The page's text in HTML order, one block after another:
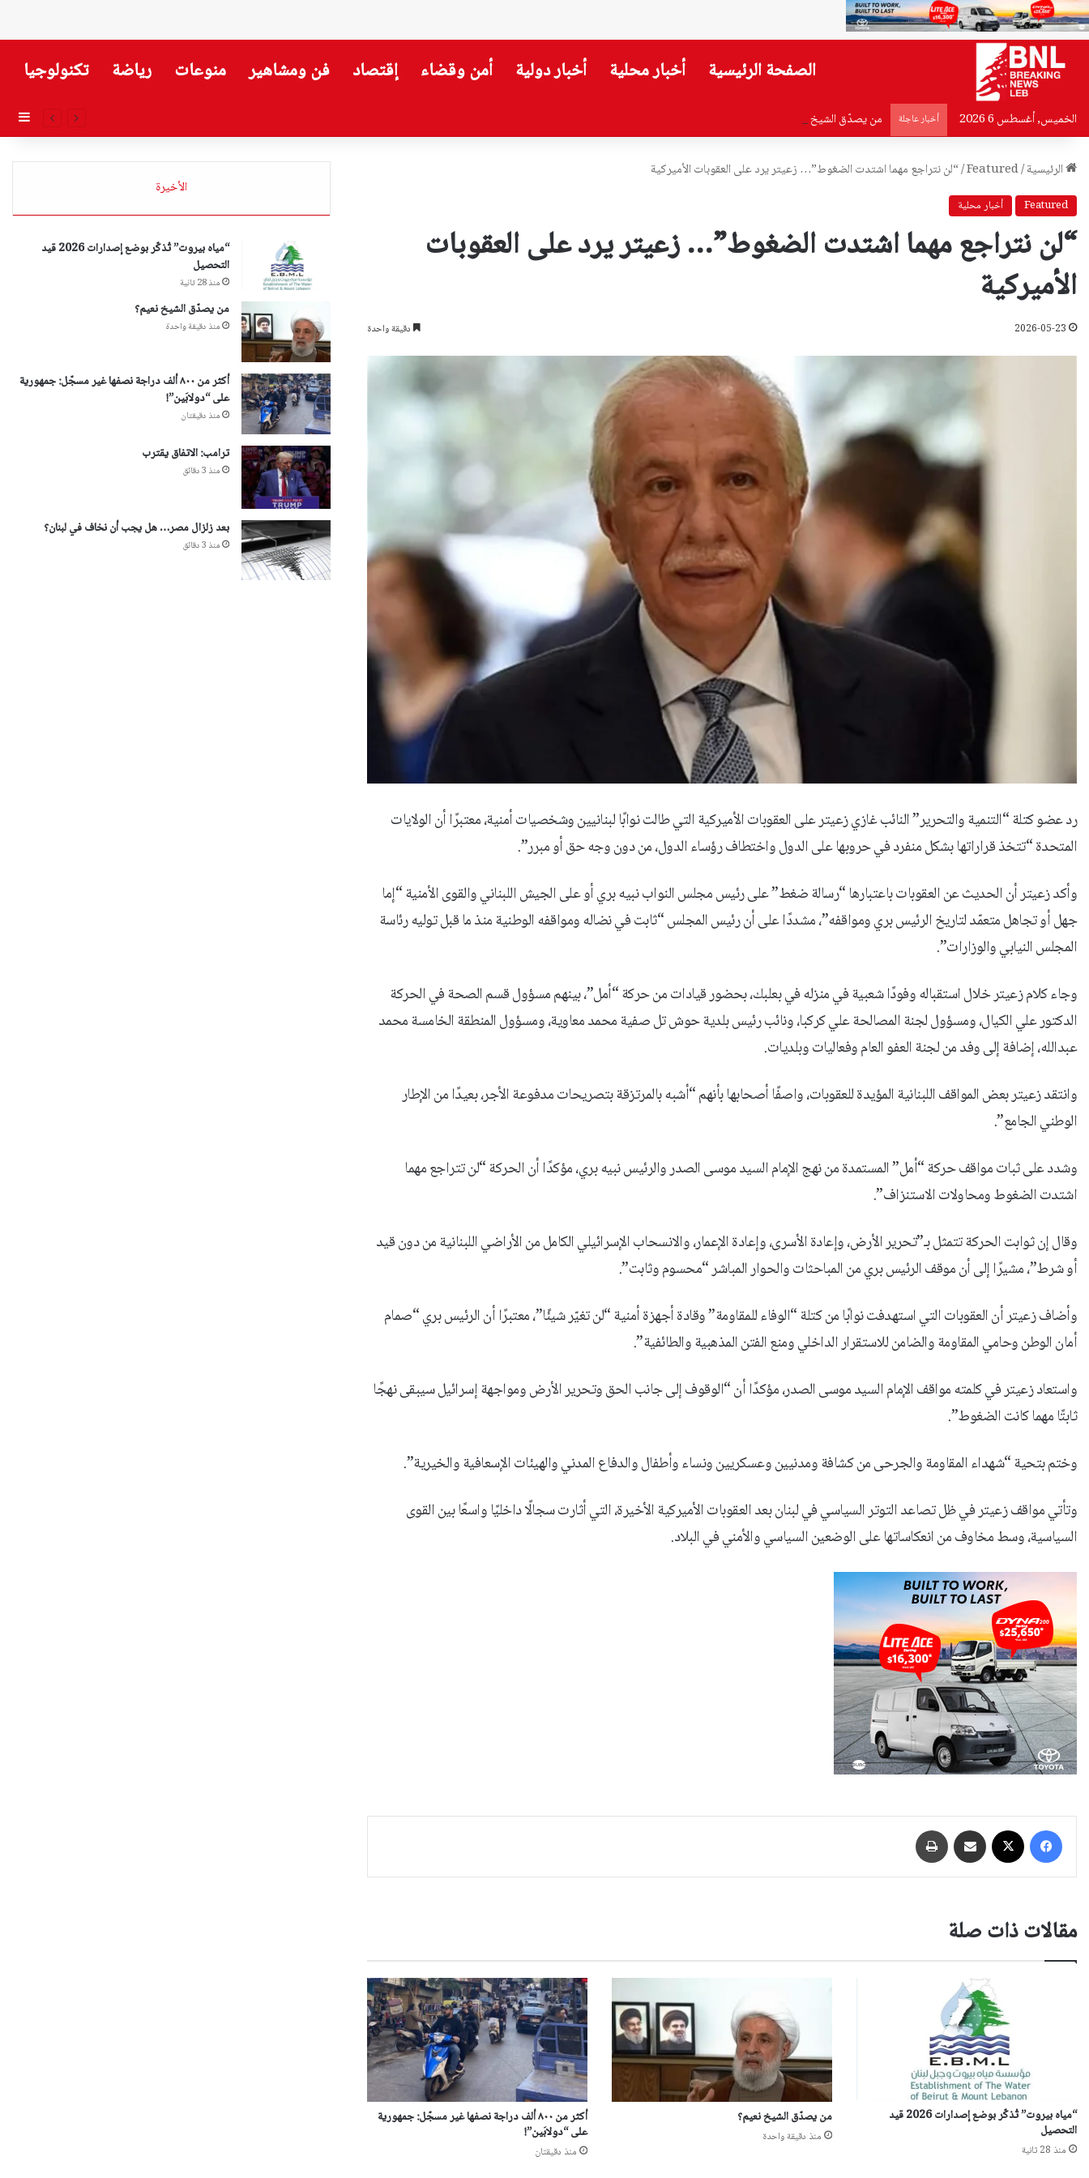
الصفحة الرئيسية أخبار محلية أخبار دولية أمن وقضاء إقتصاد فن ومشاهير منوعات رياضة تكنولوجيا
الخميس, أغسطس 6 2026 أخبار عاجلة من يصدّق الشيخ نعيم؟
الرئيسية/
Featured
/“لن نتراجع مهما اشتدت الضغوط”… زعيتر يرد على العقوبات الأميركية
Featured أخبار محلية
“لن نتراجع مهما اشتدت الضغوط”… زعيتر يرد على العقوبات
الأميركية
2026-05-23 دقيقة واحدة
رد عضو كتلة “التنمية والتحرير” النائب غازي زعيتر على العقوبات الأميركية التي طالت نوابًا لبنانيين وشخصيات أمنية، معتبرًا أن الولايات
المتحدة “تتخذ قراراتها بشكل منفرد في حروبها على الدول واختطاف رؤساء الدول، من دون وجه حق أو مبرر”.
وأكد زعيتر أن الحديث عن العقوبات باعتبارها “رسالة ضغط” على رئيس مجلس النواب نبيه بري أو على الجيش اللبناني والقوى الأمنية “إما
جهل أو تجاهل متعمّد لتاريخ الرئيس بري ومواقفه”، مشددًا على أن رئيس المجلس “ثابت في نضاله ومواقفه الوطنية منذ ما قبل توليه رئاسة
المجلس النيابي والوزارات”.
وجاء كلام زعيتر خلال استقباله وفودًا شعبية في منزله في بعلبك، بحضور قيادات من حركة “أمل”، بينهم مسؤول قسم الصحة في الحركة
الدكتور علي الكيال، ومسؤول لجنة المصالحة علي كركبا، ونائب رئيس بلدية حوش تل صفية محمد معاوية، ومسؤول المنطقة الخامسة محمد
عبدالله، إضافة إلى وفد من لجنة العفو العام وفعاليات وبلديات.
وانتقد زعيتر بعض المواقف اللبنانية المؤيدة للعقوبات، واصفًا أصحابها بأنهم “أشبه بالمرتزقة بتصريحات مدفوعة الأجر، بعيدًا من الإطار
الوطني الجامع”.
وشدد على ثبات مواقف حركة “أمل” المستمدة من نهج الإمام السيد موسى الصدر والرئيس نبيه بري، مؤكدًا أن الحركة “لن تتراجع مهما
اشتدت الضغوط ومحاولات الاستنزاف”.
وقال إن ثوابت الحركة تتمثل بـ”تحرير الأرض، وإعادة الأسرى، وإعادة الإعمار، والانسحاب الإسرائيلي الكامل من الأراضي اللبنانية من دون قيد
أو شرط”، مشيرًا إلى أن موقف الرئيس بري من المباحثات والحوار المباشر “محسوم وثابت”.
وأضاف زعيتر أن العقوبات التي استهدفت نوابًا من كتلة “الوفاء للمقاومة” وقادة أجهزة أمنية “لن تغيّر شيئًا”، معتبرًا أن الرئيس بري “صمام
أمان الوطن وحامي المقاومة والضامن للاستقرار الداخلي ومنع الفتن المذهبية والطائفية”.
واستعاد زعيتر في كلمته مواقف الإمام السيد موسى الصدر، مؤكدًا أن “الوقوف إلى جانب الحق وتحرير الأرض ومواجهة إسرائيل سيبقى نهجًا
ثابتًا مهما كانت الضغوط”.
وختم بتحية “شهداء المقاومة والجرحى من كشافة ومدنيين وعسكريين ونساء وأطفال والدفاع المدني والهيئات الإسعافية والخيرية”.
وتأتي مواقف زعيتر في ظل تصاعد التوتر السياسي في لبنان بعد العقوبات الأميركية الأخيرة، التي أثارت سجالًا داخليًا واسعًا بين القوى
السياسية، وسط مخاوف من انعكاساتها على الوضعين السياسي والأمني في البلاد.
فيسبوك مشاركة عبر البريد
مقالات ذات صلة
“مياه بيروت” تُذكّر بوضع إصدارات 2026 قيد
التحصيل
منذ 28 ثانية
من يصدّق الشيخ نعيم؟
منذ دقيقة واحدة
أكثر من ٨٠٠ ألف دراجة نصفها غير مسجّل: جمهورية
على “دولابَين”!
منذ دقيقتان
الأخيرة
“مياه بيروت” تُذكّر بوضع إصدارات 2026 قيد
التحصيل
منذ 28 ثانية
من يصدّق الشيخ نعيم؟
منذ دقيقة واحدة
أكثر من ٨٠٠ ألف دراجة نصفها غير مسجّل: جمهورية
على “دولابَين”!
منذ دقيقتان
ترامب: الاتفاق يقترب
منذ 3 دقائق
بعد زلزال مصر… هل يجب أن نخاف في لبنان؟
منذ 3 دقائق